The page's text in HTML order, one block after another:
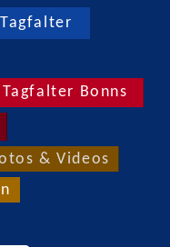
Tagfalter Bonns
& Videos